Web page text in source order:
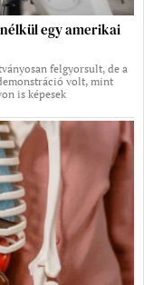
egy amerikai
felgyorsult, de a
volt, mint
is képesek